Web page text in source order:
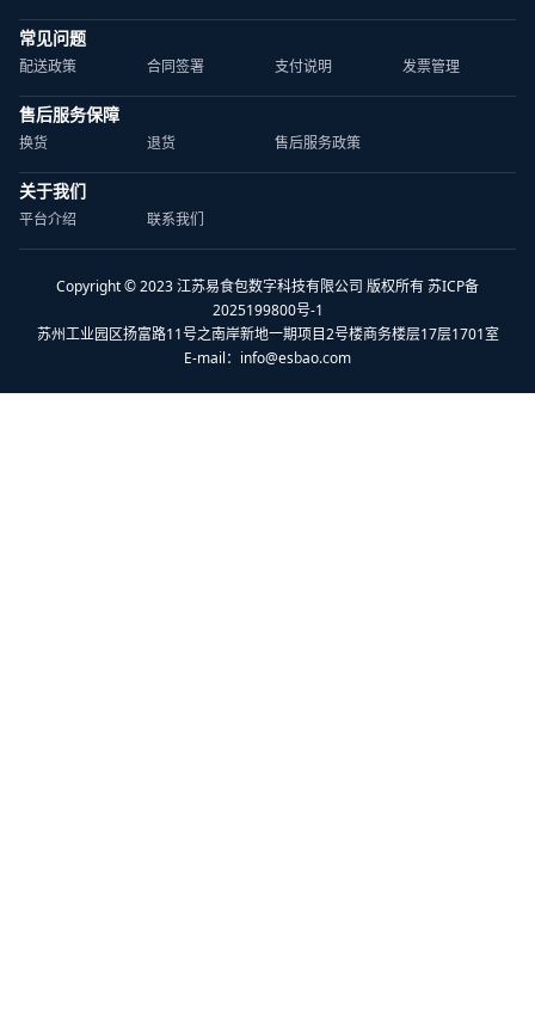
常见问题
配送政策 合同签署 支付说明 发票管理
售后服务保障
换货 退货 售后服务政策
关于我们
平台介绍 联系我们
Copyright © 2023 江苏易食包数字科技有限公司 版权所有 苏ICP备
2025199800号-1
苏州工业园区扬富路11号之南岸新地一期项目2号楼商务楼层17层1701室
E-mail： info@esbao.com